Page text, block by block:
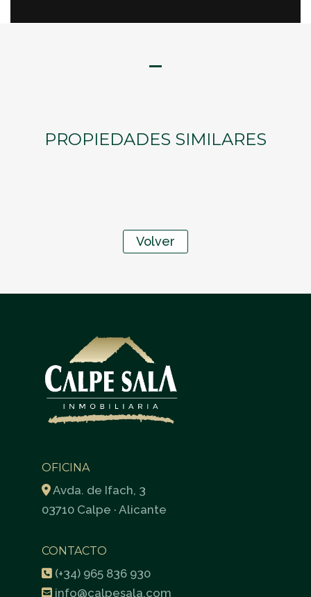
PROPIEDADES SIMILARES
Volver
OFICINA
Avda. de Ifach, 3
03710 Calpe · Alicante
CONTACTO
(+34) 965 836 930
info@calpesala.com